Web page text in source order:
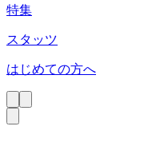
特集
スタッツ
はじめての方へ